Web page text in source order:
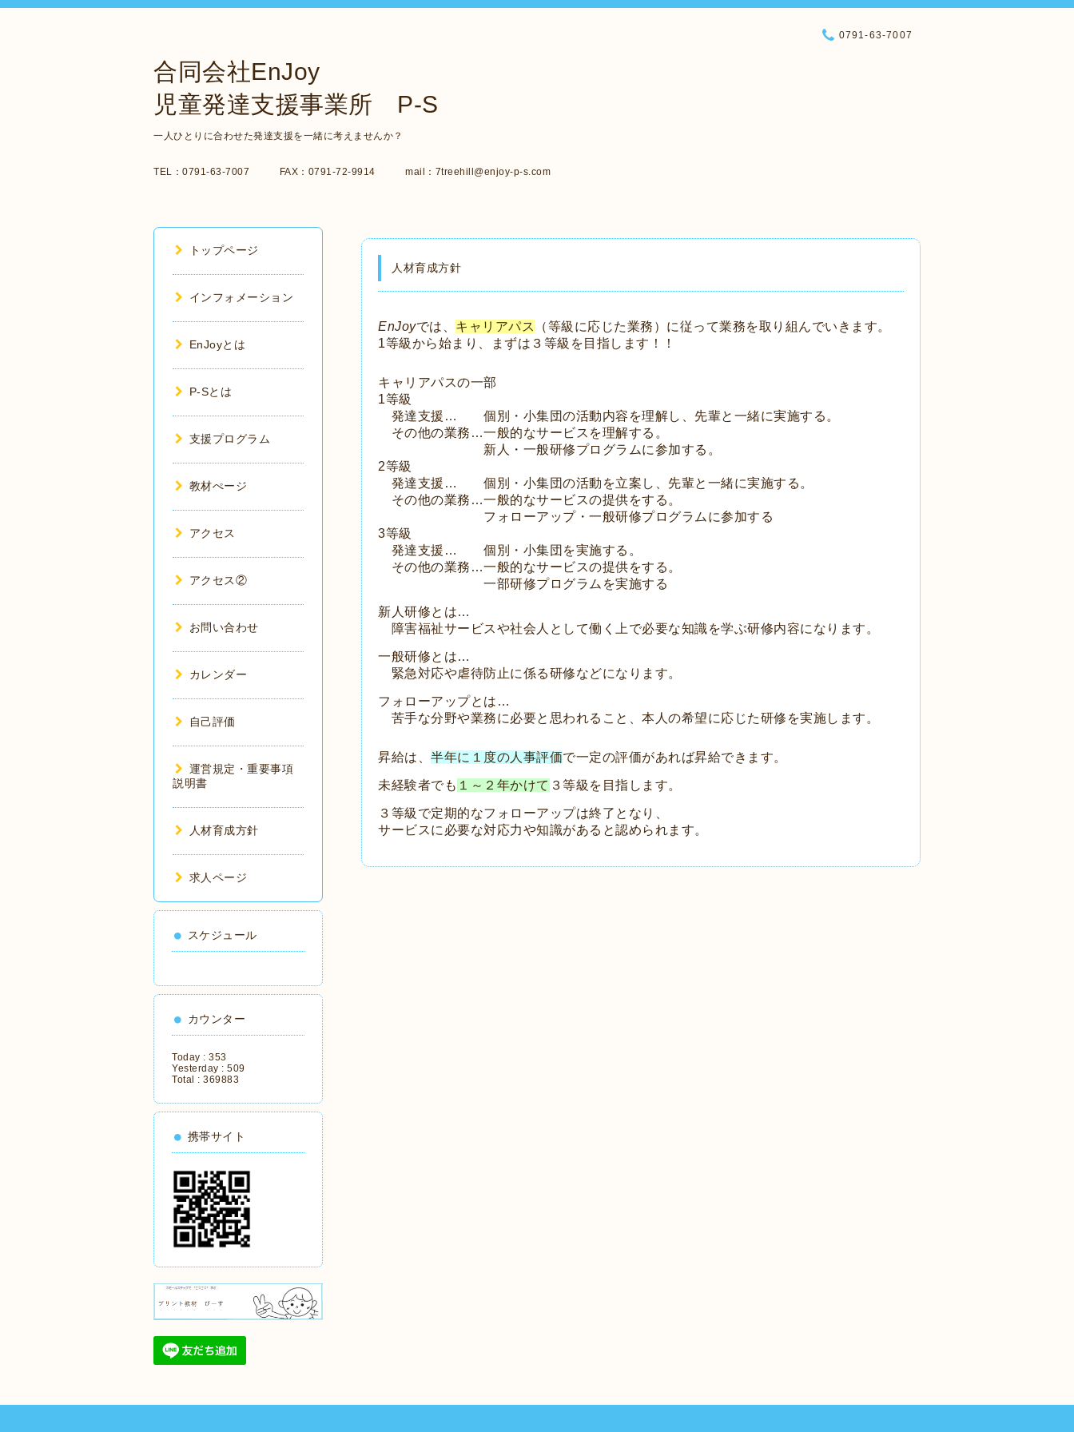
合同会社EnJoy
児童発達支援事業所 P-S
一人ひとりに合わせた発達支援を一緒に考えませんか？
TEL：0791-63-7007 FAX：0791-72-9914 mail：7treehill@enjoy-p-s.com
0791-63-7007
人材育成方針
EnJoyでは、 キャリアパス
（等級に応じた業務）に従って業務を取り組んでいきます。
1等級から始まり、まずは３等級を目指します！！
キャリアパスの一部
1等級
発達支援… 個別・小集団の活動内容を理解し、先輩と一緒に実施する。
その他の業務…一般的なサービスを理解する。
新人・一般研修プログラムに参加する。
2等級
発達支援… 個別・小集団の活動を立案し、先輩と一緒に実施する。
その他の業務…一般的なサービスの提供をする。
フォローアップ・一般研修プログラムに参加する
3等級
発達支援… 個別・小集団を実施する。
その他の業務…一般的なサービスの提供をする。
一部研修プログラムを実施する
新人研修とは…
障害福祉サービスや社会人として働く上で必要な知識を学ぶ研修内容になります。
一般研修とは…
緊急対応や虐待防止に係る研修などになります。
フォローアップとは…
苦手な分野や業務に必要と思われること、本人の希望に応じた研修を実施します。
昇給は、 半年に１度の人事評価で一定の評価があれば昇給できます。
未経験者でも １～２年かけて ３等級を目指します。
３等級で定期的なフォローアップは終了となり、
サービスに必要な対応力や知識があると認められます。
トップページ
インフォメーション
EnJoyとは
P-Sとは
支援プログラム
教材ぺージ
アクセス
アクセス②
お問い合わせ
カレンダー
自己評価
運営規定・重要事項
説明書
人材育成方針
求人ページ
スケジュール
カウンター
Today : 353
Yesterday : 509
Total : 369883
携帯サイト